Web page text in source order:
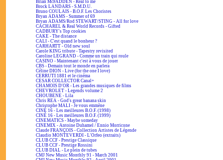
Brian McFADDEN - Real to me
Brock LANDARS - S.M.D.U.
Bruno COULAIS - B.O.F. Les Choristes
Bryan ADAMS - Summer of 69
Bryan ADAMS/Rod STEWART/STING - All for love
CACHAREL & Real World Records - Gifted
CADBURY's Top cookies
CAKE - The distance
CALI - C'est quand le bonheur ?
CARHARTT - Old new soul
Carole KING tribute - Tapestry revisited
Caroline LEGRAND - Comme un train qui roule
CASINO - Maintenant c'est à vous de jouer
CBS - Demain tout le monde en parlera
Céline DION - Live (for the one I love)
CERRUTI 1881 et le cinéma
CESAR COLLECTOR Canal+
CHAMOIS D'OR - Les grandes musiques de films
CHEVROLET - Legends volume 2
CHOUBENE - Lila
Chris REA - God's great banana skin
Christophe MALI - Je vous emmène
CINÉ 16 - Les meilleures B.O.F. (1998)
CINÉ 16 - Les meilleures B.O.F. (1999)
CINEMATICS - Maybe someday
CINEMIX - Antoine Duhamel / Ennio Morricone
Claude FRANÇOIS - Collection Artistes de Légende
Claudio MONTEVERDI - L'Orfeo (extraits)
CLUB CCF - Prestige Classique
CLUB CCF - Prestige Rossini
CLUB DIAL - Le plein de tubes
CMJ New Music Monthly 91 - March 2001